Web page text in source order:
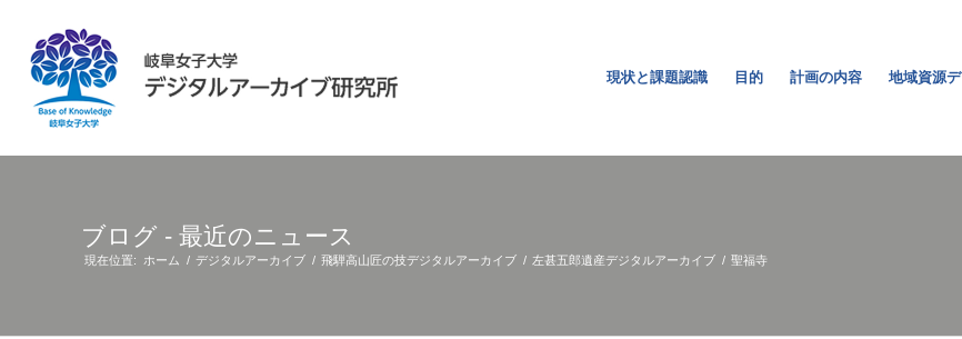
現状と課題認識 目的 計画の内容 地域資源
ブログ - 最近のニュース
現在位置: ホーム / デジタルアーカイブ / 飛騨高山匠の技デジタルアーカイブ / 左甚五郎遺産デジタルアーカイブ / 聖福寺